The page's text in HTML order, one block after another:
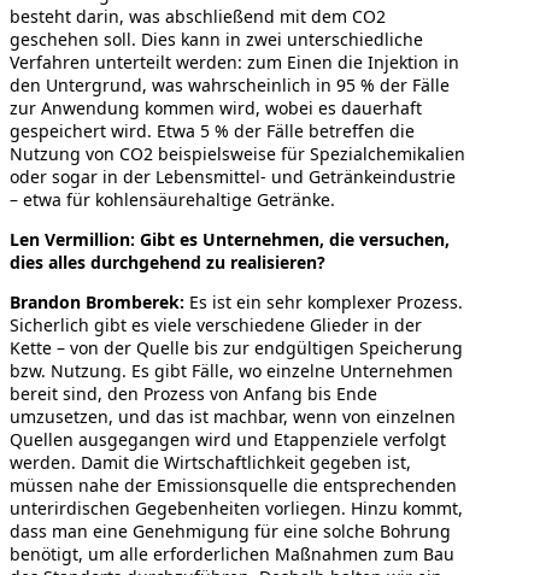
besteht darin, was abschließend mit dem CO2
geschehen soll. Dies kann in zwei unterschiedliche
Verfahren unterteilt werden: zum Einen die Injektion in
den Untergrund, was wahrscheinlich in 95 % der Fälle
zur Anwendung kommen wird, wobei es dauerhaft
gespeichert wird. Etwa 5 % der Fälle betreffen die
Nutzung von CO2 beispielsweise für Spezialchemikalien
oder sogar in der Lebensmittel- und Getränkeindustrie
– etwa für kohlensäurehaltige Getränke.
Len Vermillion: Gibt es Unternehmen, die versuchen,
dies alles durchgehend zu realisieren?
Brandon Bromberek: Es ist ein sehr komplexer Prozess.
Sicherlich gibt es viele verschiedene Glieder in der
Kette – von der Quelle bis zur endgültigen Speicherung
bzw. Nutzung. Es gibt Fälle, wo einzelne Unternehmen
bereit sind, den Prozess von Anfang bis Ende
umzusetzen, und das ist machbar, wenn von einzelnen
Quellen ausgegangen wird und Etappenziele verfolgt
werden. Damit die Wirtschaftlichkeit gegeben ist,
müssen nahe der Emissionsquelle die entsprechenden
unterirdischen Gegebenheiten vorliegen. Hinzu kommt,
dass man eine Genehmigung für eine solche Bohrung
benötigt, um alle erforderlichen Maßnahmen zum Bau